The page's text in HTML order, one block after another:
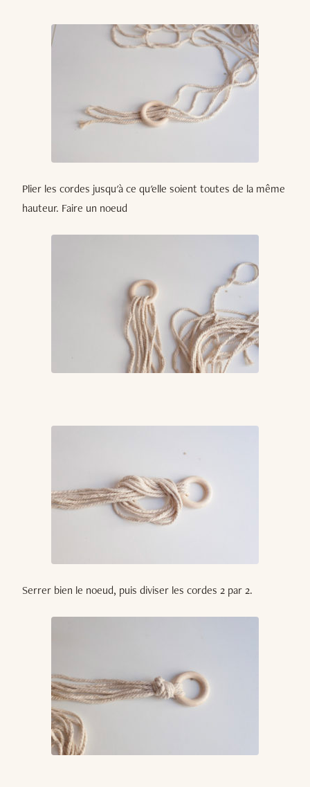
Plier les cordes jusqu'à ce qu'elle soient toutes de la même
hauteur. Faire un noeud
Serrer bien le noeud, puis diviser les cordes 2 par 2.